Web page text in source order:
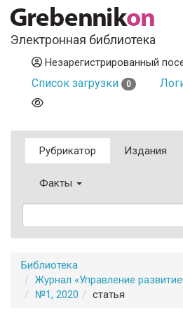
Электронная библиотека
Незарегистрированный
Список загрузки 0
Рубрикатор Издания
Факты
Библиотека
Журнал «Управление
№1, 2020
статья